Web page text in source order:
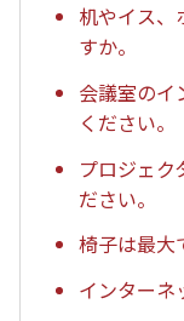
机やイス、
すか。
会議室のイ
ください。
プロジェク
ださい。
椅子は最大
インターネ